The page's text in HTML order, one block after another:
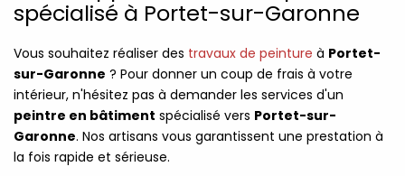
spécialisé à Portet-sur-Garonne
Vous souhaitez réaliser des travaux de peinture à Portet-
sur-Garonne ? Pour donner un coup de frais à votre
intérieur, n'hésitez pas à demander les services d'un
peintre en bâtiment spécialisé vers Portet-sur-
Garonne. Nos artisans vous garantissent une prestation à
la fois rapide et sérieuse.